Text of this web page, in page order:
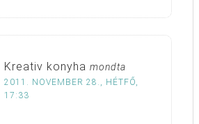
Kreativ konyha mondta
2011. NOVEMBER 28., HÉTFŐ,
17:33